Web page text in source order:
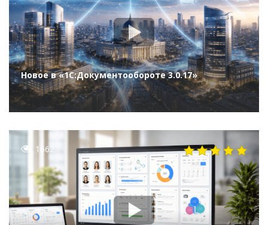
Новое в «1С:Документообороте 3.0.17»
1662